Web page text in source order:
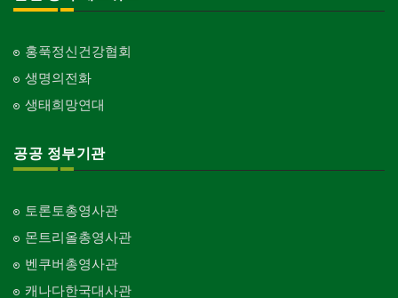
홍푹정신건강협회
생명의전화
생태희망연대
공공 정부기관
토론토총영사관
몬트리올총영사관
벤쿠버총영사관
캐나다한국대사관